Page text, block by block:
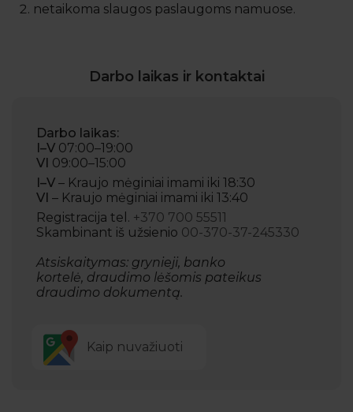
netaikoma slaugos paslaugoms namuose.
Darbo laikas ir kontaktai
Darbo laikas:
I–V 07:00–19:00
VI 09:00–15:00
I–V – Kraujo mėginiai imami iki 18:30
VI – Kraujo mėginiai imami iki 13:40
Registracija tel. +370 700 55511
Skambinant iš užsienio 00-370-37-245330
Atsiskaitymas: grynieji, banko
kortelė, draudimo lėšomis pateikus
draudimo dokumentą.
Kaip nuvažiuoti